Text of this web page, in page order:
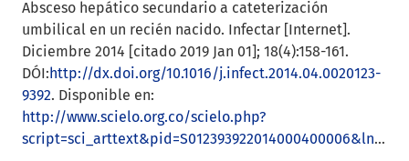
Absceso hepático secundario a cateterización
umbilical en un recién nacido. Infectar [Internet].
Diciembre 2014 [citado 2019 Jan 01]; 18(4):158-161.
DÓI:http://dx.doi.org/10.1016/j.infect.2014.04.0020123-
9392. Disponible en:
http://www.scielo.org.co/scielo.php?
script=sci_arttext&pid=S012393922014000400006&lng=en